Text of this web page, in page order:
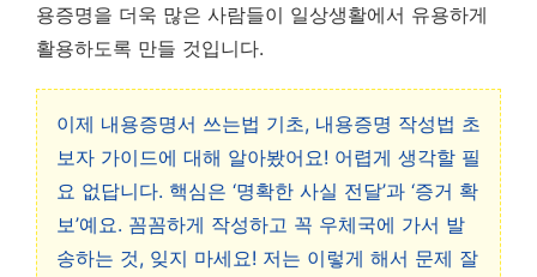
용증명을 더욱 많은 사람들이 일상생활에서 유용하게
활용하도록 만들 것입니다.
이제 내용증명서 쓰는법 기초, 내용증명 작성법 초
보자 가이드에 대해 알아봤어요! 어렵게 생각할 필
요 없답니다. 핵심은 ‘명확한 사실 전달’과 ‘증거 확
보’예요. 꼼꼼하게 작성하고 꼭 우체국에 가서 발
송하는 것, 잊지 마세요! 저는 이렇게 해서 문제 잘